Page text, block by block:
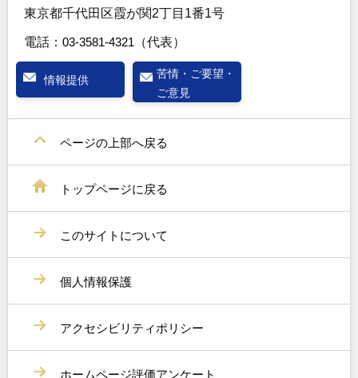
東京都千代田区霞が関2丁目1番1号
電話： 03-3581-4321 （代表）
情報提供
苦情・ご要望・
ご意見
ページの上部へ戻る
トップページに戻る
このサイトについて
個人情報保護
アクセシビリティポリシー
ホームページ評価アンケート